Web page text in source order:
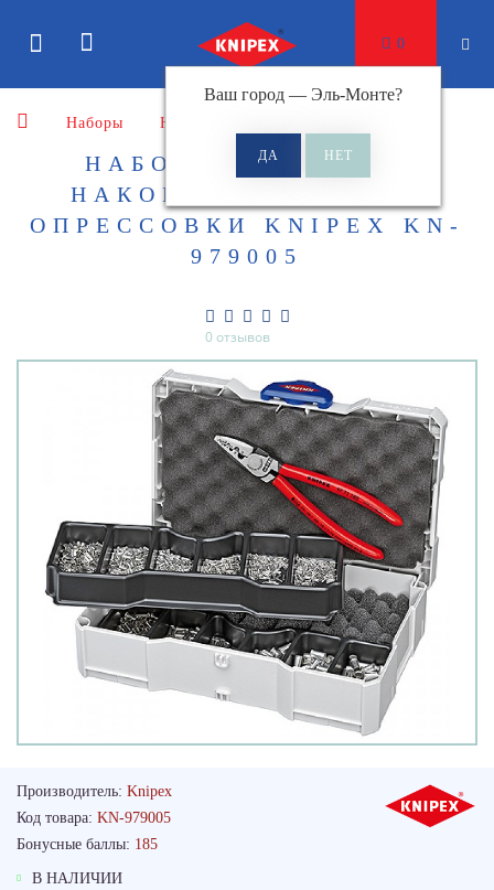
Ваш город — Эль-Монте?
0
Наборы Наборы кабельных наконечников
НАБОР КАБЕЛЬНЫХ
НАКОНЕЧНИКОВ ДЛЯ
ОПРЕССОВКИ KNIPEX KN-
979005
0 отзывов
Производитель: Knipex
Код товара: KN-979005
Бонусные баллы: 185
В НАЛИЧИИ